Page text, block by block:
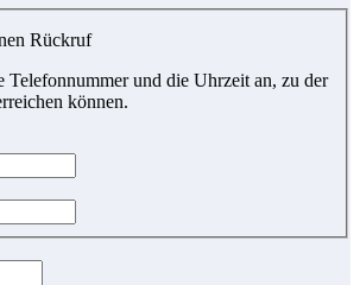
Rückruf
Telefonnummer und die Uhrzeit an, zu der
können.